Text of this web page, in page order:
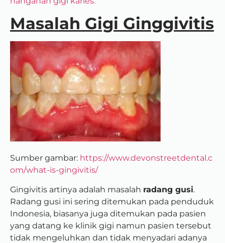
Masalah Gigi Ginggivitis
Sumber gambar: https://www.devonstreetdental.c
om/what-is-gingivitis/
Gingivitis artinya adalah masalah radang gusi.
Radang gusi ini sering ditemukan pada penduduk
Indonesia, biasanya juga ditemukan pada pasien
yang datang ke klinik gigi namun pasien tersebut
tidak mengeluhkan dan tidak menyadari adanya